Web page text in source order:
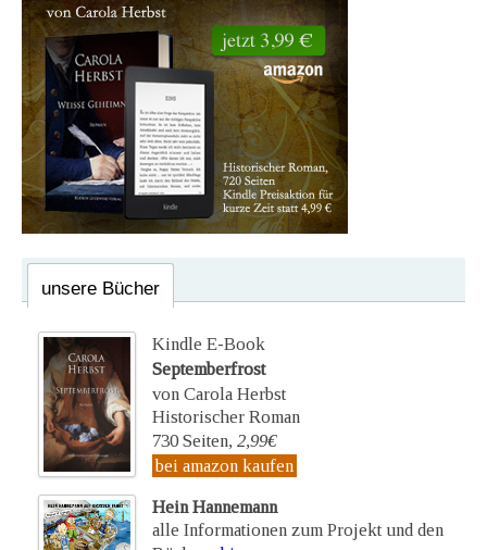
unsere Bücher
Kindle E-Book
Septemberfrost
von Carola Herbst
Historischer Roman
730 Seiten, 2,99€
bei amazon kaufen
Hein Hannemann
alle Informationen zum Projekt und den